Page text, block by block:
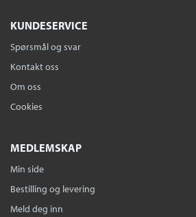
KUNDESERVICE
Spørsmål og svar
Kontakt oss
Om oss
Cookies
MEDLEMSKAP
Min side
Bestilling og levering
Meld deg inn